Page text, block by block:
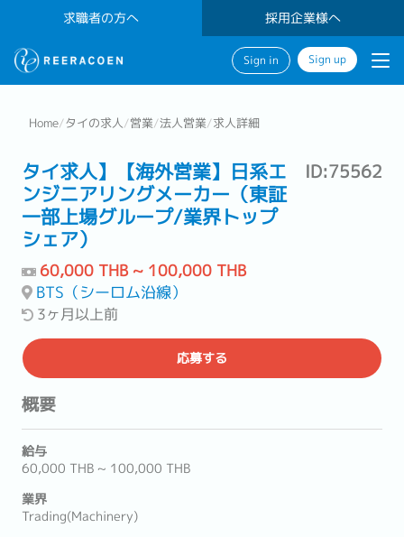
求職者の方へ 採用企業様へ
Sign in Sign up
Home/タイの求人/営業/法人営業/求人詳細
タイ求人】【海外営業】日系エ
ンジニアリングメーカー（東証
一部上場グループ/業界トップ
シェア）
ID:75562
60,000 THB ~ 100,000 THB
BTS（シーロム沿線）
3ヶ月以上前
応募する
概要
給与
60,000 THB ~ 100,000 THB
業界
Trading(Machinery)